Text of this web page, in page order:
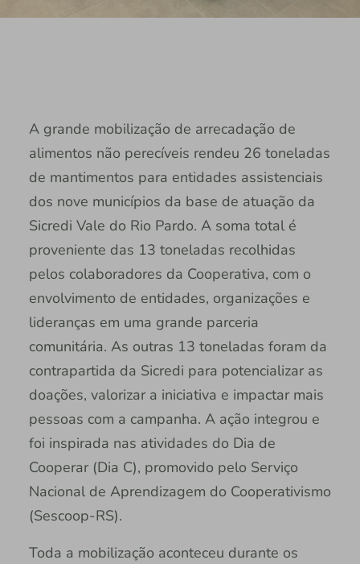
A grande mobilização de arrecadação de
alimentos não perecíveis rendeu 26 toneladas
de mantimentos para entidades assistenciais
dos nove municípios da base de atuação da
Sicredi Vale do Rio Pardo. A soma total é
proveniente das 13 toneladas recolhidas
pelos colaboradores da Cooperativa, com o
envolvimento de entidades, organizações e
lideranças em uma grande parceria
comunitária. As outras 13 toneladas foram da
contrapartida da Sicredi para potencializar as
doações, valorizar a iniciativa e impactar mais
pessoas com a campanha. A ação integrou e
foi inspirada nas atividades do Dia de
Cooperar (Dia C), promovido pelo Serviço
Nacional de Aprendizagem do Cooperativismo
(Sescoop-RS).
Toda a mobilização aconteceu durante os